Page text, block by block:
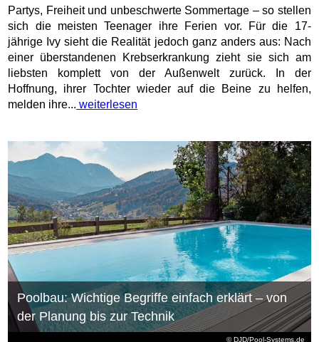
Partys, Freiheit und unbeschwerte Sommertage – so stellen
sich die meisten Teenager ihre Ferien vor. Für die 17-
jährige Ivy sieht die Realität jedoch ganz anders aus: Nach
einer überstandenen Krebserkrankung zieht sie sich am
liebsten komplett von der Außenwelt zurück. In der
Hoffnung, ihrer Tochter wieder auf die Beine zu helfen,
melden ihre... weiterlesen
© DJD/Pool-Systems.de
Poolbau: Wichtige Begriffe einfach erklärt – von
der Planung bis zur Technik